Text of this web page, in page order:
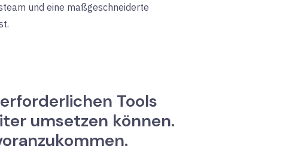
und eine maßgeschneiderte
Tools
umsetzen können.